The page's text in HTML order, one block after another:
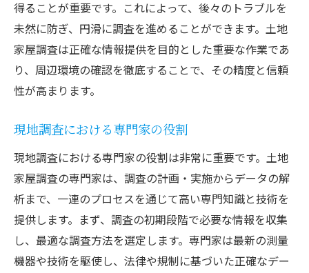
得ることが重要です。これによって、後々のトラブルを
未然に防ぎ、円滑に調査を進めることができます。土地
家屋調査は正確な情報提供を目的とした重要な作業であ
り、周辺環境の確認を徹底することで、その精度と信頼
性が高まります。
現地調査における専門家の役割
現地調査における専門家の役割は非常に重要です。土地
家屋調査の専門家は、調査の計画・実施からデータの解
析まで、一連のプロセスを通じて高い専門知識と技術を
提供します。まず、調査の初期段階で必要な情報を収集
し、最適な調査方法を選定します。専門家は最新の測量
機器や技術を駆使し、法律や規制に基づいた正確なデー